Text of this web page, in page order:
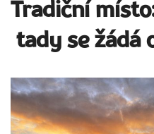
Tradiční
tady se žádá